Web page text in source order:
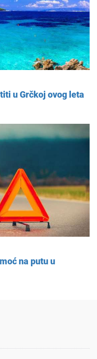
u Grčkoj ovog leta
na putu u